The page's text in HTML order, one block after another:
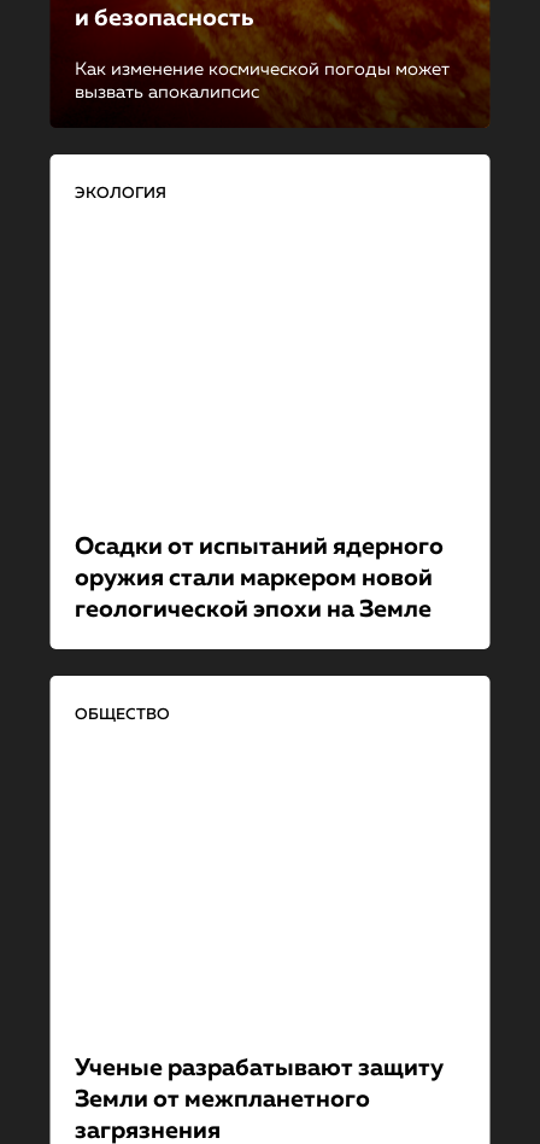
и безопасность
Как изменение космической погоды может
вызвать апокалипсис
ЭКОЛОГИЯ
Осадки от испытаний ядерного
оружия стали маркером новой
геологической эпохи на Земле
ОБЩЕСТВО
Ученые разрабатывают защиту
Земли от межпланет­но­го
загрязнения